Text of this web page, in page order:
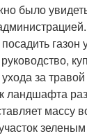
было увидеть
газон
за
ландшафта
массу